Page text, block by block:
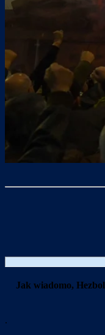
Jak wiadomo,
.